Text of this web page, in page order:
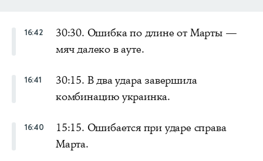
16:42
30:30. Ошибка по длине от Марты —
мяч далеко в ауте.
16:41
30:15. В два удара завершила
комбинацию украинка.
16:40
15:15. Ошибается при ударе справа
Марта.